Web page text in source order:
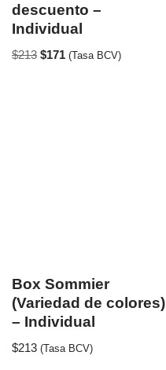
descuento –
Individual
$213 $171 (Tasa BCV)
Box Sommier
(Variedad de colores)
– Individual
$213 (Tasa BCV)